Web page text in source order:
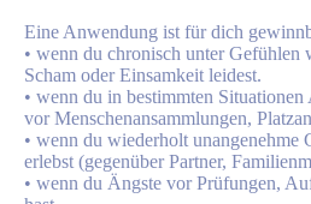
Eine Anwendung ist für dich
• wenn du chronisch unter Gefühlen
Scham oder Einsamkeit leidest.
• wenn du in bestimmten
vor Menschenansammlungen,
• wenn du wiederholt unangenehme
erlebst (gegenüber Partner,
• wenn du Ängste vor Prüfungen,